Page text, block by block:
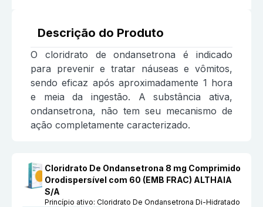
Descrição do Produto
O cloridrato de ondansetrona é indicado
para prevenir e tratar náuseas e vômitos,
sendo eficaz após aproximadamente 1 hora
e meia da ingestão. A substância ativa,
ondansetrona, não tem seu mecanismo de
ação completamente caracterizado.
Cloridrato De Ondansetrona 8 mg Comprimido
Orodispersível com 60 (EMB FRAC) ALTHAIA
S/A
Princípio ativo:Cloridrato De Ondansetrona Di-Hidratado